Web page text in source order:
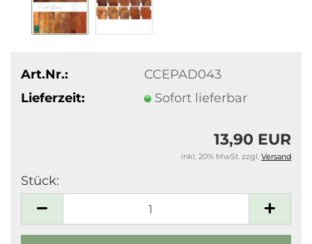
Art.Nr.:
CCEPAD043
Lieferzeit:
Sofort lieferbar
13,90 EUR
inkl. 20% MwSt. zzgl. Versand
Stück: